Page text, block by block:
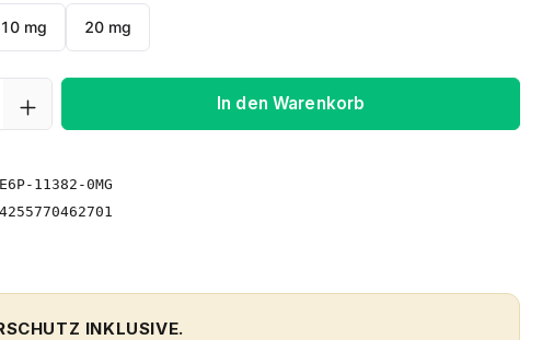
10 mg 20 mg
Gib den gewünschten Wert ein oder
In den Warenkorb
E6P-11382-0MG
4255770462701
INKLUSIVE.